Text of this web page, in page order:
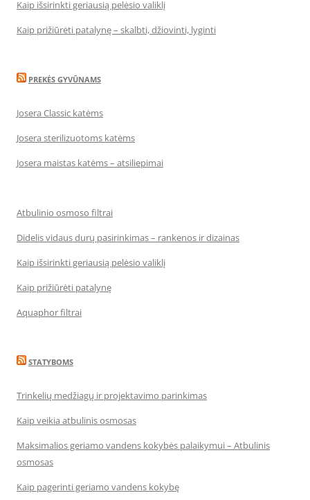
Kaip išsirinkti geriausią pelėsio valiklį
Kaip prižiūrėti patalynę – skalbti, džiovinti, lyginti
PREKĖS GYVŪNAMS
Josera Classic katėms
Josera sterilizuotoms katėms
Josera maistas katėms – atsiliepimai
Atbulinio osmoso filtrai
Didelis vidaus durų pasirinkimas – rankenos ir dizainas
Kaip išsirinkti geriausią pelėsio valiklį
Kaip prižiūrėti patalynę
Aquaphor filtrai
STATYBOMS
Trinkelių medžiagų ir projektavimo parinkimas
Kaip veikia atbulinis osmosas
Maksimalios geriamo vandens kokybės palaikymui – Atbulinis
osmosas
Kaip pagerinti geriamo vandens kokybę